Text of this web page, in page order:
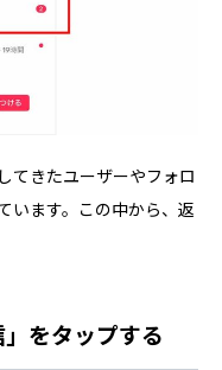
てきたユーザーやフォロ
います。この中から、返
をタップする